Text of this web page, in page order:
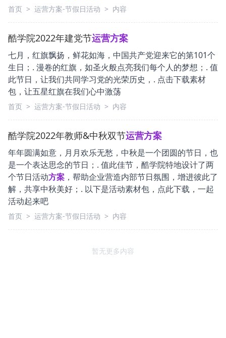
首页 > 运营方案-节假日活动 > 内容
酷学院2022年建党节运营方案
七月，红旗飘扬，鲜花如海，中国共产党迎来它的第101个
生日；. 漫卷的红旗，如圣火般点亮我们每个人的梦想；. 值
此节日，让我们共同学习党的光荣历史，. 点击下载素材
包，让五星红旗在我们心中激荡
首页 > 运营方案-节假日活动 > 内容
酷学院2022年教师&中秋双节运营方案
年年圆满如意，月月欢乐无愁，中秋是一个团圆的节日，也
是一个表达思念的节日；. 值此佳节，酷学院特地设计了两
个节日活动方案 ，帮助企业营造内部节日氛围，增进彼此了
解，共享中秋美好；. 以下是活动素材包，点此下载，一起
活动起来吧
首页 > 运营方案-节假日活动 > 内容
暂无更多内容